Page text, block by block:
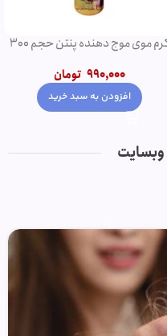
ریمل صورتی اروجینال
950,000 تومان 850,000 تومان
افزودن به سبد خرید
وبسایت